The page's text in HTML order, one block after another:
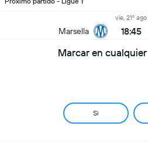
Marsella
vie, 21º ago
18:45
Marcar en
Si